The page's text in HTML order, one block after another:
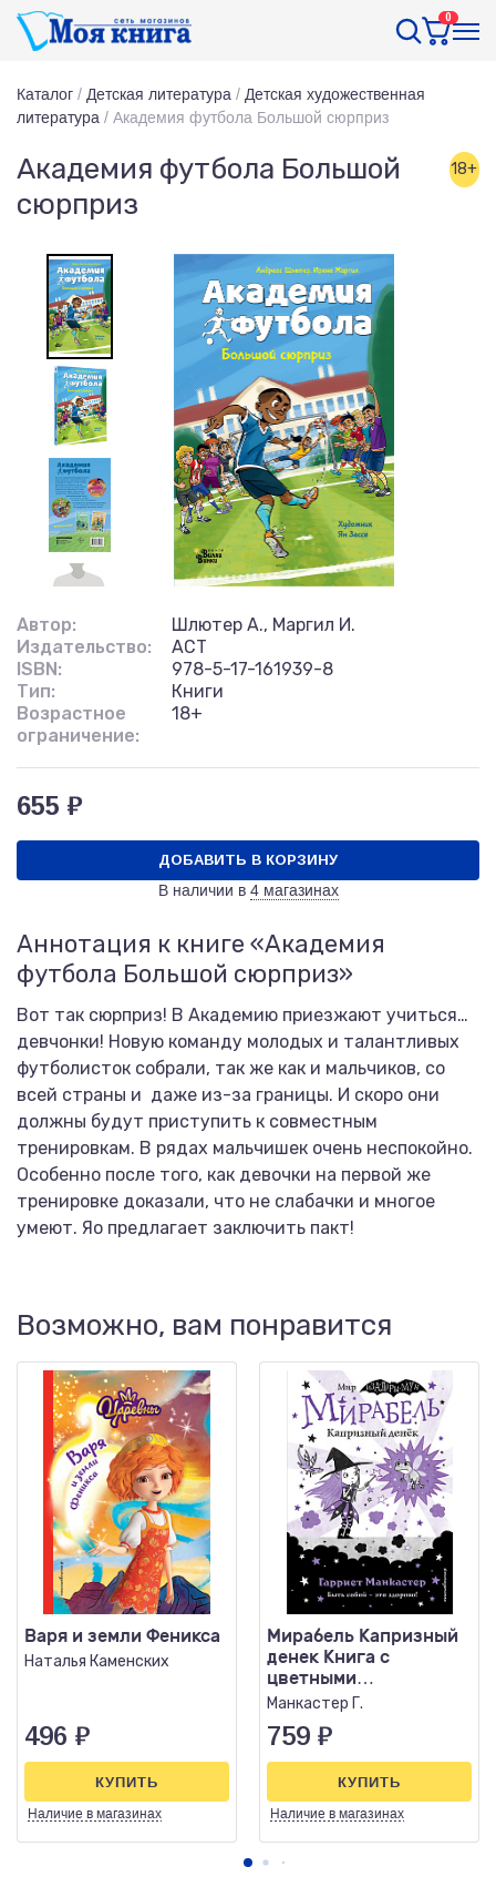
0
Каталог / Детская литература / Детская художественная
литература / Академия футбола Большой сюрприз
Академия футбола Большой
сюрприз
18+
Автор:
Шлютер А., Маргил И.
Издательство:
АСТ
ISBN:
978-5-17-161939-8
Тип:
Книги
Возрастное
ограничение:
18+
655 ₽
ДОБАВИТЬ В КОРЗИНУ
В наличии в 4 магазинах
Аннотация к книге «Академия
футбола Большой сюрприз»
Вот так сюрприз! В Академию приезжают учиться…
девчонки! Новую команду молодых и талантливых
футболисток собрали, так же как и мальчиков, со
всей страны и даже из-за границы. И скоро они
должны будут приступить к совместным
тренировкам. В рядах мальчишек очень неспокойно.
Особенно после того, как девочки на первой же
тренировке доказали, что не слабачки и многое
умеют. Яо предлагает заключить пакт!
Возможно, вам понравится
Варя и земли Феникса
Наталья Каменских
496 ₽
Наличие в магазинах
КУПИТЬ
Мирабель Капризный
денек Книга с
цветными
иллюстрациями
Манкастер Г.
759 ₽
Наличие в магазинах
КУПИТЬ